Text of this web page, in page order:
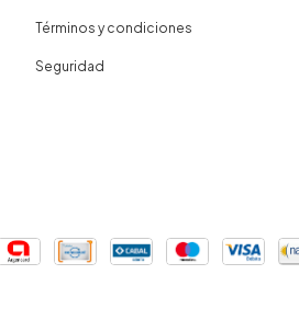
Términos y condiciones
Seguridad